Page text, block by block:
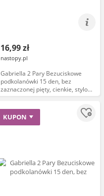
16,99 zł
nastopy.pl
Gabriella 2 Pary Bezuciskowe
podkolanówki 15 den, bez
zaznaczonej pięty, cienkie, stylowe
Rozmiar UNI Kolor grafitowy
KUPON